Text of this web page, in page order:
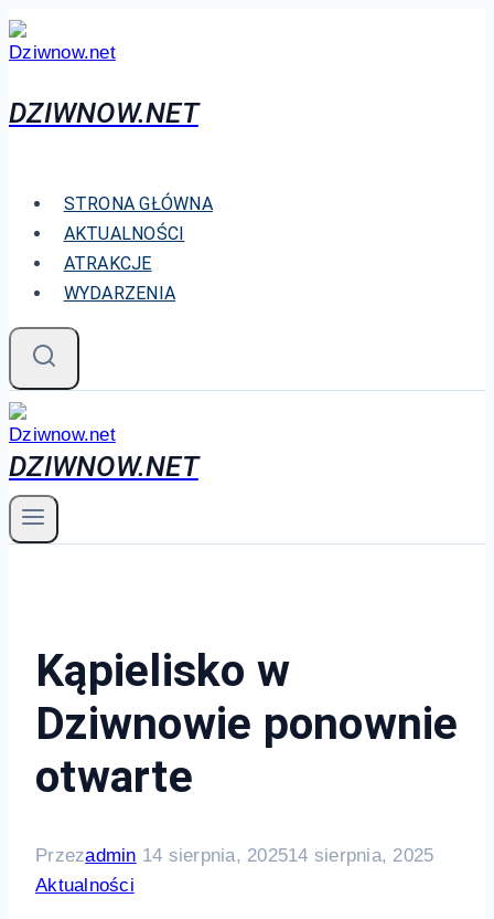
Przejdź
do
DZIWNOW.NET
STRONA GŁÓWNA
AKTUALNOŚCI
ATRAKCJE
WYDARZENIA
DZIWNOW.NET
Kąpielisko w
Dziwnowie ponownie
otwarte
Przezadmin 14 sierpnia, 202514 sierpnia, 2025
Aktualności